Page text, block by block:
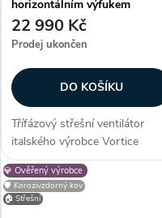
horizontálním výfukem
22 990 Kč
Prodej ukončen
DO KOŠÍKU
Třífázový střešní ventilátor
italského výrobce Vortice
Torrette TRT 20 E 4P s
horizontálním výfukem vhodný
pro montáž na střechy
💎 Ověřený výrobce
🛡️ Korozivzdorný kov
🏠 Střešní